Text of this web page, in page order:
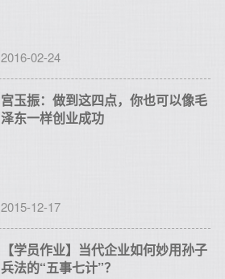
2016-02-24
宫玉振：做到这四点，你也可以像毛
泽东一样创业成功
2015-12-17
【学员作业】当代企业如何妙用孙子
兵法的“五事七计”？